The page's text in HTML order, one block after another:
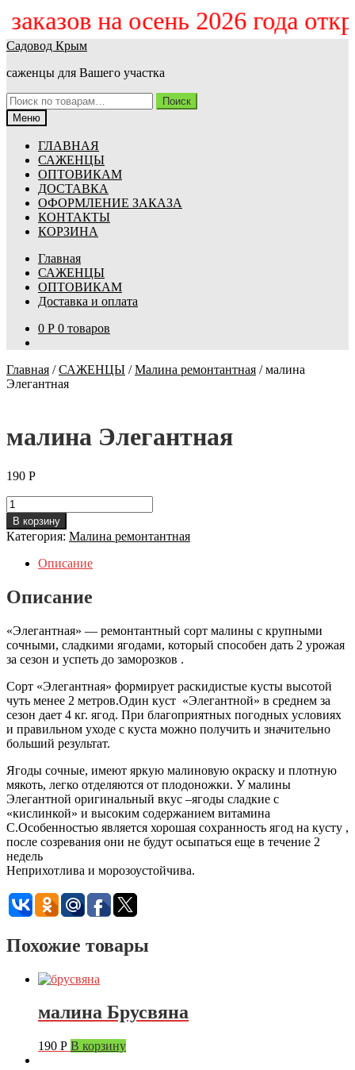
заказов на осень 2026 года
Перейти
навигации
Перейти
содержимому
Садовод Крым
саженцы для Вашего участка
Искать:
Поиск
Меню
ГЛАВНАЯ
САЖЕНЦЫ
ОПТОВИКАМ
ДОСТАВКА
ОФОРМЛЕНИЕ ЗАКАЗА
КОНТАКТЫ
КОРЗИНА
Главная
САЖЕНЦЫ
ОПТОВИКАМ
Доставка и оплата
0 Р 0 товаров
Главная /САЖЕНЦЫ /Малина ремонтантная /малина
Элегантная
малина Элегантная
190 Р
Количество
малина
Элегантная
В корзину
Категория: Малина ремонтантная
Описание
Описание
«Элегантная» — ремонтантный сорт малины с крупными
сочными, сладкими ягодами, который способен дать 2 урожая
за сезон и успеть до заморозков .
Сорт «Элегантная» формирует раскидистые кусты высотой
чуть менее 2 метров.Один куст «Элегантной» в среднем за
сезон дает 4 кг. ягод. При благоприятных погодных условиях
и правильном уходе с куста можно получить и значительно
больший результат.
Ягоды сочные, имеют яркую малиновую окраску и плотную
мякоть, легко отделяются от плодоножки. У малины
Элегантной оригинальный вкус –ягоды сладкие с
«кислинкой» и высоким содержанием витамина
С.Особенностью является хорошая сохранность ягод на кусту ,
после созревания они не будут осыпаться еще в течение 2
недель
Неприхотлива и морозоустойчива.
Похожие товары
малина Брусвяна
190 Р В корзину